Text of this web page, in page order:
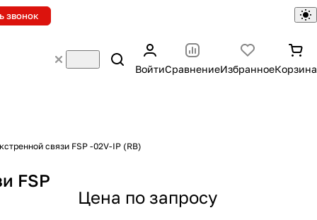
звонок
ВойтиСравнениеИзбранноеКорзина
связи FSP -02V-IP (RB)
FSP
Цена по запросу